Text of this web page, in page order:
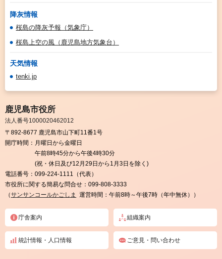
降灰情報
桜島の降灰予報（気象庁）
桜島上空の風（鹿児島地方気象台）
天気情報
tenki.jp
鹿児島市役所
法人番号1000020462012
〒892-8677 鹿児島市山下町11番1号
開庁時間： 月曜日から金曜日
午前8時45分から午後4時30分
(祝・休日及び12月29日から1月3日を除く)
電話番号： 099-224-1111（代表）
市役所に関する簡易な問合せ： 099-808-3333
（サンサンコールかごしま 運営時間：午前8時～午後7時（年中無休））
庁舎案内 組織案内
統計情報・人口情報 ご意見・問い合わせ